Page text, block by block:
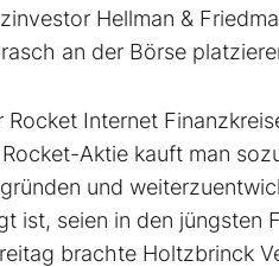
Hellman &
an der Börse
Rocket Internet
Aktie kauft man
und
ist, seien in den jüngsten
brachte Holtzbrinck